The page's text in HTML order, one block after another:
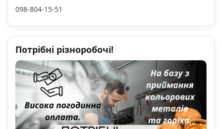
098-804-15-51
Потрібні різноробочі!